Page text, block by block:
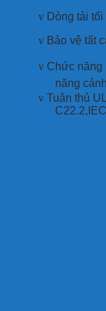
v Dòng tải
v Bảo vệ tất
v Chức năng
năng
v Tuân thủ